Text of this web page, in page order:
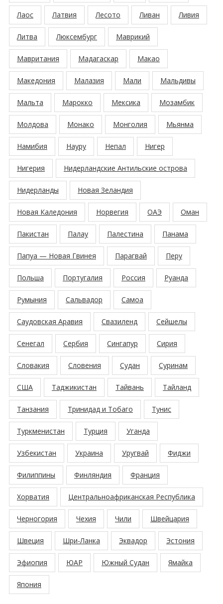
Лаос Латвия Лесото Ливан Ливия
Литва Люксембург Маврикий
Мавритания Мадагаскар Макао
Македония Малазия Мали Мальдивы
Мальта Марокко Мексика Мозамбик
Молдова Монако Монголия Мьянма
Намибия Науру Непал Нигер
Нигерия Нидерландские Антильские острова
Нидерланды Новая Зеландия
Новая Каледония Норвегия ОАЭ Оман
Пакистан Палау Палестина Панама
Папуа — Новая Гвинея Парагвай Перу
Польша Португалия Россия Руанда
Румыния Сальвадор Самоа
Саудовская Аравия Свазиленд Сейшелы
Сенегал Сербия Сингапур Сирия
Словакия Словения Судан Суринам
США Таджикистан Тайвань Тайланд
Танзания Тринидад и Тобаго Тунис
Туркменистан Турция Уганда
Узбекистан Украина Уругвай Фиджи
Филиппины Финляндия Франция
Хорватия Центральноафриканская Республика
Черногория Чехия Чили Швейцария
Швеция Шри-Ланка Эквадор Эстония
Эфиопия ЮАР Южный Судан Ямайка
Япония